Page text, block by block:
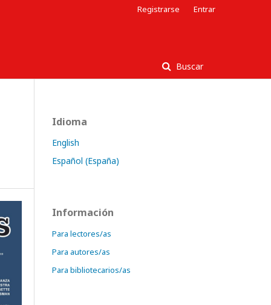
Buscar
Registrarse Entrar
Idioma
English
Español (España)
Información
Para lectores/as
Para autores/as
Para bibliotecarios/as